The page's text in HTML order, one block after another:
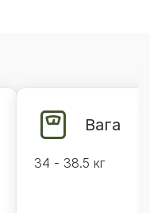
Вага
34 - 38.5 кг